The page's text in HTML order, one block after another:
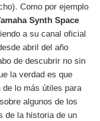
Como por ejemplo
Synth Space
a su canal oficial
abril del año
de descubrir no sin
la verdad es que
lo más útiles para
algunos de los
de la historia de un